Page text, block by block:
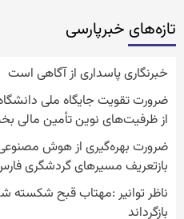
تازه‌‏های خبرپارسی
خبرنگاری پاسداری از آگاهی است
ضرورت تقویت جایگاه ملی
از ظرفیت‌های نوین تأمین
ضرورت بهره‌گیری از هوش مصنوعی
بازتعریف مسیرهای گردشگری
ناظر توانیر :مهتاب قبح شکسته
بازگرداند